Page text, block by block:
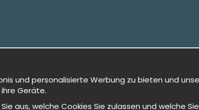
und personalisierte Werbung zu bieten und
Geräte.
aus, welche Cookies Sie zulassen und welche